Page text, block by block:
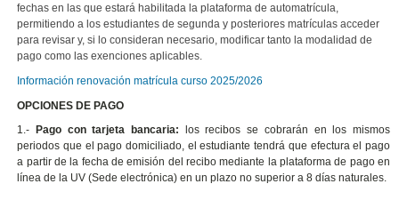
fechas en las que estará habilitada la plataforma de automatrícula,
permitiendo a los estudiantes de segunda y posteriores matrículas acceder
para revisar y, si lo consideran necesario, modificar tanto la modalidad de
pago como las exenciones aplicables.
Información renovación matrícula curso 2025/2026
OPCIONES DE PAGO
1.-
Pago con tarjeta bancaria:
los recibos se cobrarán en los mismos
periodos que el pago domiciliado, el estudiante tendrá que efectura el pago
a partir de la fecha de emisión del recibo mediante la plataforma de pago en
línea de la UV (Sede electrónica) en un plazo no superior a 8 días naturales.